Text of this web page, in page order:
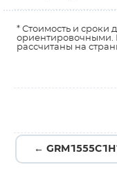
* Стоимость и сроки
ориентировочными.
рассчитаны на